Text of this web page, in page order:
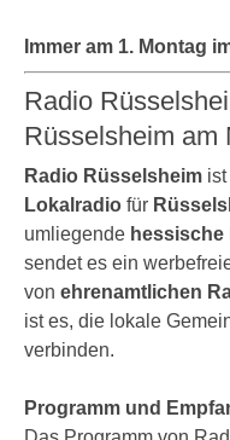
Immer am 1. Montag
Radio
Rüsselsheim am
Radio Rüsselsheim
Lokalradio für
umliegende hessische
sendet es ein
von ehrenamtlichen
ist es, die lokale
verbinden.
Programm und